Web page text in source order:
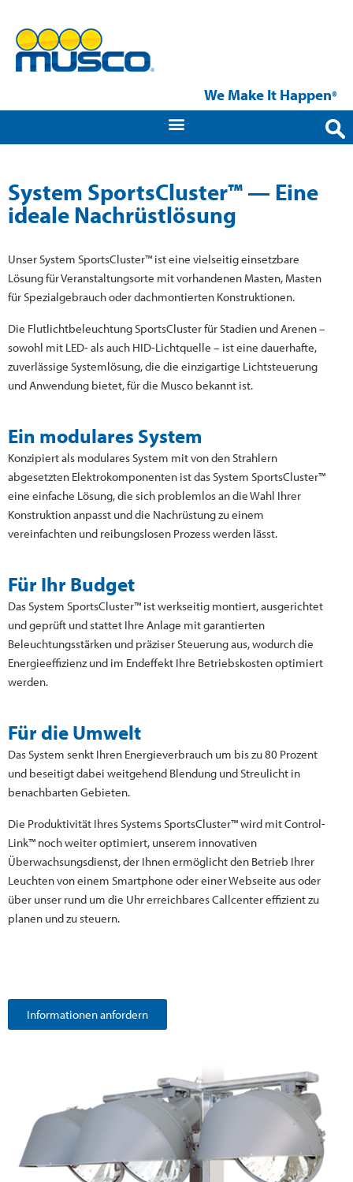
We Make It Happen®
System SportsCluster™ — Eine
ideale Nachrüstlösung
Unser System SportsCluster™ ist eine vielseitig einsetzbare
Lösung für Veranstaltungsorte mit vorhandenen Masten, Masten
für Spezialgebrauch oder dachmontierten Konstruktionen.
Die Flutlichtbeleuchtung SportsCluster für Stadien und Arenen –
sowohl mit LED- als auch HID-Lichtquelle – ist eine dauerhafte,
zuverlässige Systemlösung, die die einzigartige Lichtsteuerung
und Anwendung bietet, für die Musco bekannt ist.
Ein modulares System
Konzipiert als modulares System mit von den Strahlern
abgesetzten Elektrokomponenten ist das System SportsCluster™
eine einfache Lösung, die sich problemlos an die Wahl Ihrer
Konstruktion anpasst und die Nachrüstung zu einem
vereinfachten und reibungslosen Prozess werden lässt.
Für Ihr Budget
Das System SportsCluster™ ist werkseitig montiert, ausgerichtet
und geprüft und stattet Ihre Anlage mit garantierten
Beleuchtungsstärken und präziser Steuerung aus, wodurch die
Energieeffizienz und im Endeffekt Ihre Betriebskosten optimiert
werden.
Für die Umwelt
Das System senkt Ihren Energieverbrauch um bis zu 80 Prozent
und beseitigt dabei weitgehend Blendung und Streulicht in
benachbarten Gebieten.
Die Produktivität Ihres Systems SportsCluster™ wird mit Control-
Link™ noch weiter optimiert, unserem innovativen
Überwachsungsdienst, der Ihnen ermöglicht den Betrieb Ihrer
Leuchten von einem Smartphone oder einer Webseite aus oder
über unser rund um die Uhr erreichbares Callcenter effizient zu
planen und zu steuern.
Informationen anfordern